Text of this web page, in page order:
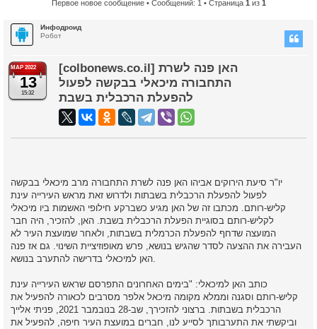
Первое новое сообщение• Сообщений: 1 • Страница 1 из 1
Инфодроид
Робот
МАР 2022
13
15:32
[colbonews.co.il] האן פנה לשרת
התחבורה מיכאלי בבקשה לפעול
להפעלת הרכבלית בשבת
יו"ר סיעת הירוקים אביהו האן פנה לשרת התחבורה מרב מיכאלי בבקשה
לפעול להפעלת הרכבלית בשבתות ולדרוש זאת מראש העירייה עינת
קליש-רותם. מכתבו זה של האן מגיע כשברקע חילופי האשמות ביו מיכאלי
לקליש-רותם בסוגיית הפעלת הרכבלית בשבת. האן, להזכיר, היה חבר
המועצה שדחף להפעלת הכרמלית בשבתות, ולאחר שמועצת העיר לא
העבירה את ההצעה לסדר שהגיש בנושא, פרש מאופוזיציית השינוי. גם אז פנה
האן למיכאלי בדרישה להתערב בנושא.
כותב האן למיכאלי: "בימים האחרונים התפרסם שראש העירייה עינת
קליש-רותם וסגנה וממלא מקומה מיכאל אלפר מסרבים לכאורה להפעיל את
הרכבלית בשבתות. ברצוני להזכירך, שב-28 בנובמבר 2021, פניתי אלייך
וביקשתי את התערבותך לסייע לנו, חברים במועצת העיר חיפה, להפעיל את